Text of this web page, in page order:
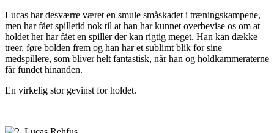
Lucas har desværre været en smule småskadet i træningskampene,
men har fået spilletid nok til at han har kunnet overbevise os om at
holdet her har fået en spiller der kan rigtig meget. Han kan dække
treer, føre bolden frem og han har et sublimt blik for sine
medspillere, som bliver helt fantastisk, når han og holdkammeraterne
får fundet hinanden.
En virkelig stor gevinst for holdet.